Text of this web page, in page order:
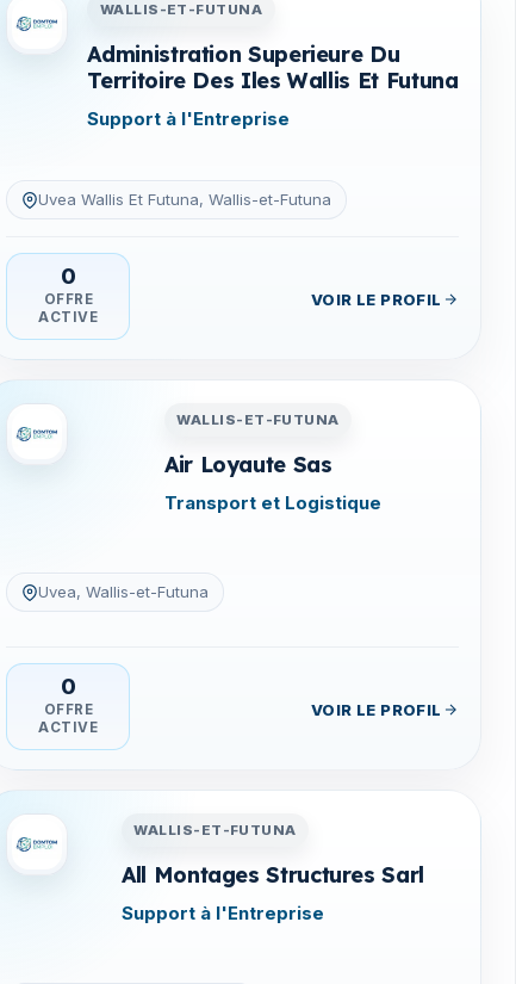
WALLIS-ET-FUTUNA
Administration Superieure Du
Territoire Des Iles Wallis Et Futuna
Support à l'Entreprise
Uvea Wallis Et Futuna, Wallis-et-Futuna
0
OFFRE
ACTIVE
VOIR LE PROFIL
WALLIS-ET-FUTUNA
Air Loyaute Sas
Transport et Logistique
Uvea, Wallis-et-Futuna
0
OFFRE
ACTIVE
VOIR LE PROFIL
WALLIS-ET-FUTUNA
All Montages Structures Sarl
Support à l'Entreprise